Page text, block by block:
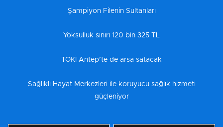
Şampiyon Filenin Sultanları
Yoksulluk sınırı 120 bin 325 TL
TOKİ Antep’te de arsa satacak
Sağlıklı Hayat Merkezleri ile koruyucu sağlık hizmeti
güçleniyor